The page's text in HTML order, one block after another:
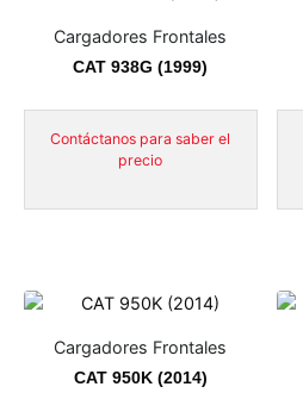
Cargadores Frontales
CAT 938G (1999)
Contáctanos para saber el
precio
Cargadores Frontales
CAT 950K (2014)